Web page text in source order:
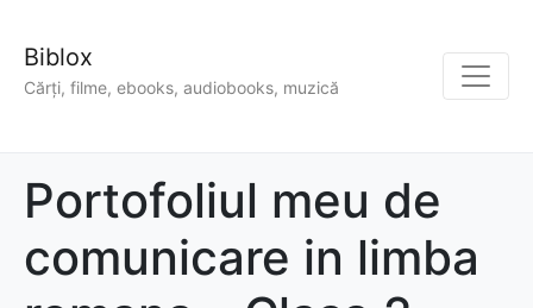
Biblox
Cărți, filme, ebooks, audiobooks, muzică
Portofoliul meu de
comunicare in limba